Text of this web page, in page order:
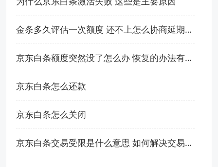
金条多久评估一次额度 还不上怎么协商延期还款
京东白条额度突然没了怎么办 恢复的办法有这些
京东白条怎么还款
京东白条怎么关闭
京东白条交易受限是什么意思 如何解决交易受限